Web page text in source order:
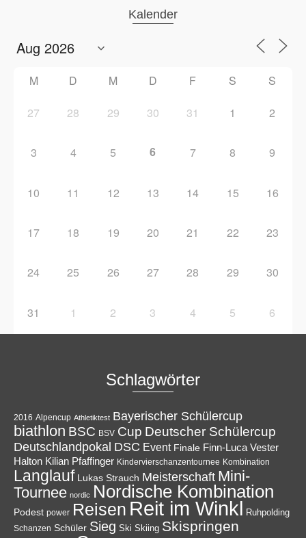
Kalender
M D M D F S S
27 28 29 30 31 1 2
3 4 5 6 7 8 9
10 11 12 13 14 15 16
17 18 19 20 21 22 23
24 25 26 27 28 29 30
31 1 2 3 4 5 6
Schlagwörter
2016 Alpencup Athletiktest Bayerischer Schülercup
biathlon BSC BSV Cup Deutscher Schülercup
Deutschlandpokal DSC Event Finale Finn-Luca Vester
Halton Kilian Pfaffinger Kindervierschanzentournee Kombination
Langlauf Lukas Strauch Meisterschaft Mini-
Tournee nordic Nordische Kombination
Podest power Reisen Reit im Winkl Ruhpolding
Schanzen Schüler Sieg Ski Skiing Skispringen